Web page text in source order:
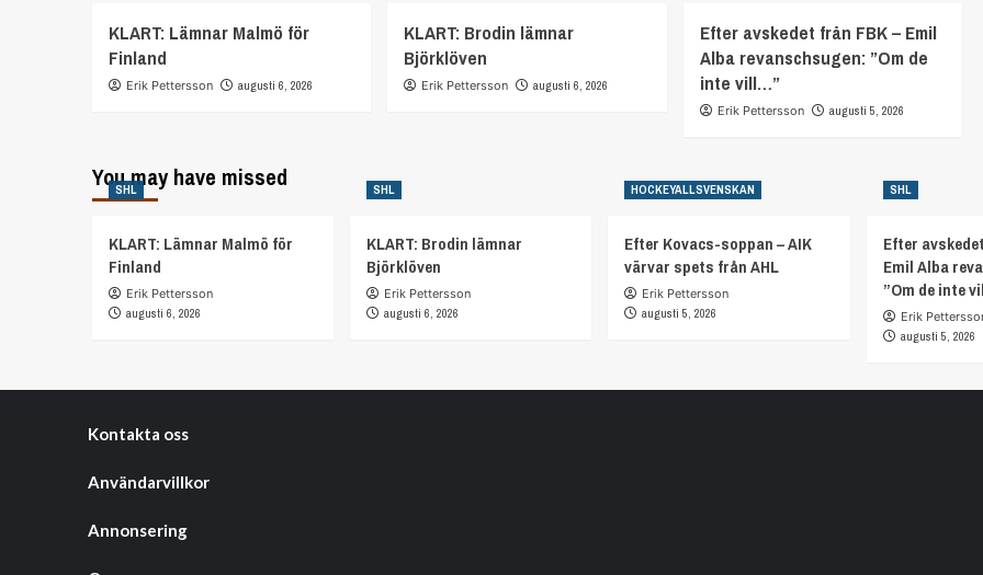
KLART: Lämnar Malmö för
Finland
Erik Pettersson augusti 6, 2026
KLART: Brodin lämnar
Björklöven
Erik Pettersson augusti 6, 2026
Efter avskedet från FBK – Emil
Alba revanschsugen: ”Om de
inte vill…”
Erik Pettersson augusti 5, 2026
You may have missed
SHL
KLART: Lämnar Malmö för
Finland
Erik Pettersson
augusti 6, 2026
SHL
KLART: Brodin lämnar
Björklöven
Erik Pettersson
augusti 6, 2026
HOCKEYALLSVENSKAN
Efter Kovacs-soppan – AIK
värvar spets från AHL
Erik Pettersson
augusti 5, 2026
SHL
Efter
Emil Alba
”Om de inte
Erik
augusti 5, 2026
Kontakta oss
Användarvillkor
Annonsering